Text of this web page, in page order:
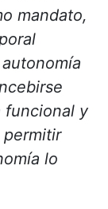
mandato,
funcional y
lo